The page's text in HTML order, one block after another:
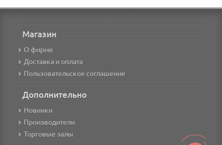
Магазин
О фирме
Доставка и оплата
Пользовательское соглашение
Дополнительно
Новинки
Производители
Торговые залы